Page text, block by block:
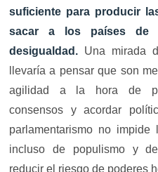
suficiente para producir
sacar a los países de
desigualdad. Una mirada
llevaría a pensar que son
agilidad a la hora de
consensos y acordar
parlamentarismo no
incluso de populismo y
reducir el riesgo de poderes